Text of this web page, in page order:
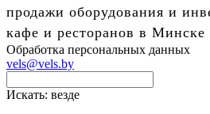
продажи оборудования и
кафе и ресторанов в Минске
Обработка персональных данных
vels@vels.by
Искать: везде